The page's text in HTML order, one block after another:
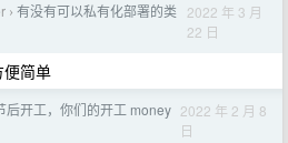
› 有没有可以私有化部署的类
2022 年 3 月
22 日
简单
后开工，你们的开工 money 2022 年 2 月 8
日